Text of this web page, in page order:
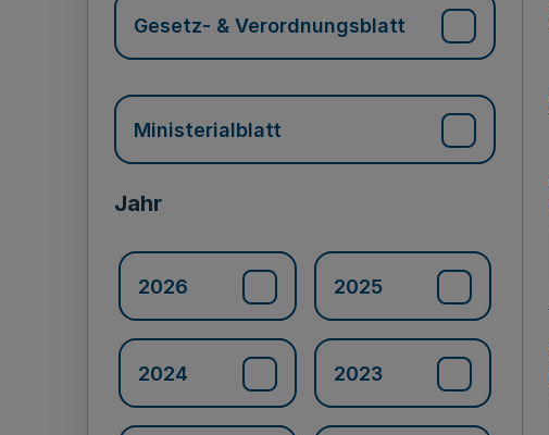
Gesetz- & Verordnungsblatt
Ministerialblatt
Jahr
2026 2025
2024 2023